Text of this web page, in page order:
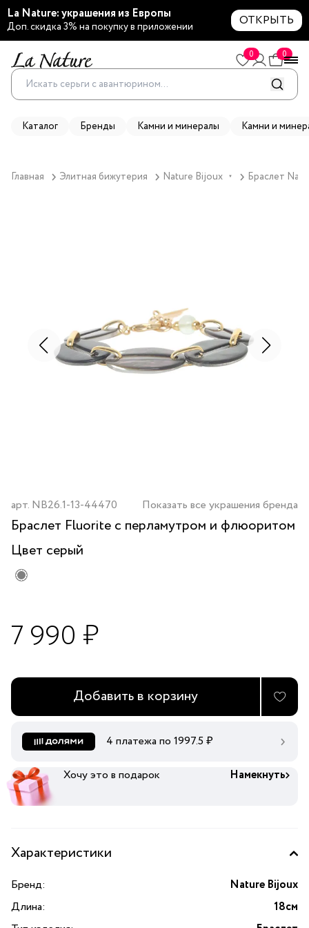
La Nature: украшения из Европы
Доп. скидка 3% на покупку в приложении ОТКРЫТЬ
0 0
Каталог Бренды Камни и минералы Камни и
Главная Элитная бижутерия Nature Bijoux ▼ Браслет
арт. NB26.1-13-44470 Показать все украшения бренда
Браслет Fluorite с перламутром и флюоритом
Цвет серый
7 990 ₽
Добавить в корзину
4 платежа по 1997.5 ₽
Хочу это в подарок Намекнуть
Характеристики
Бренд:
Nature Bijoux
Длина:
18см